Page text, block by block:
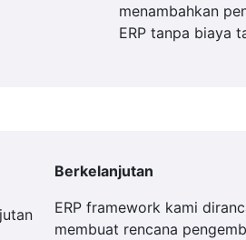
menambahkan
ERP tanpa biaya
Berkelanjutan
ERP framework kami
membuat rencana